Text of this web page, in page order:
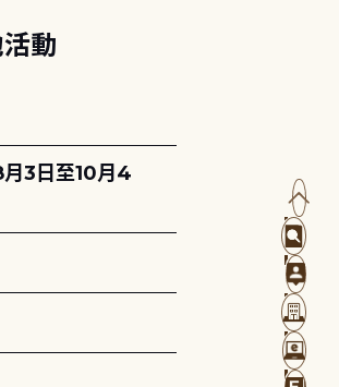
動
月3日至10月4